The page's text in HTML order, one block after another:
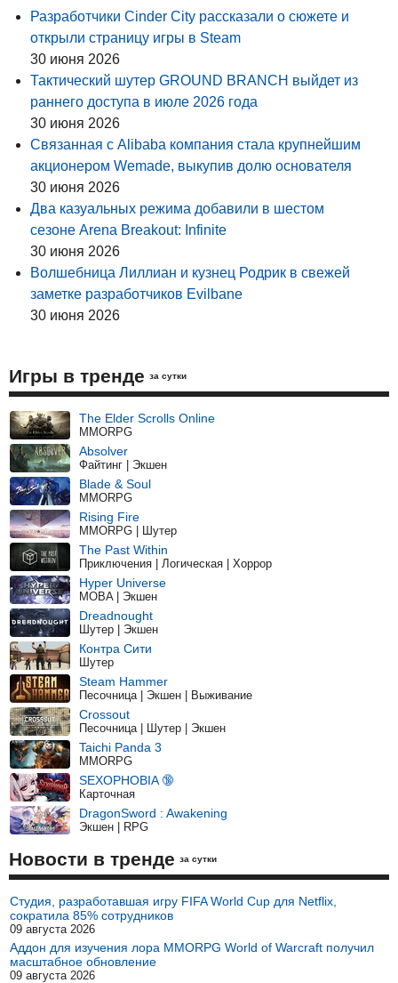
Разработчики Cinder City рассказали о сюжете и
открыли страницу игры в Steam
30 июня 2026
Тактический шутер GROUND BRANCH выйдет из
раннего доступа в июле 2026 года
30 июня 2026
Связанная с Alibaba компания стала крупнейшим
акционером Wemade, выкупив долю основателя
30 июня 2026
Два казуальных режима добавили в шестом
сезоне Arena Breakout: Infinite
30 июня 2026
Волшебница Лиллиан и кузнец Родрик в свежей
заметке разработчиков Evilbane
30 июня 2026
Игры в тренде за сутки
The Elder Scrolls Online
MMORPG
Absolver
Файтинг | Экшен
Blade & Soul
MMORPG
Rising Fire
MMORPG | Шутер
The Past Within
Приключения | Логическая | Хоррор
Hyper Universe
MOBA | Экшен
Dreadnought
Шутер | Экшен
Контра Сити
Шутер
Steam Hammer
Песочница | Экшен | Выживание
Crossout
Песочница | Шутер | Экшен
Taichi Panda 3
MMORPG
SEXOPHOBIA 🔞
Карточная
DragonSword : Awakening
Экшен | RPG
Новости в тренде за сутки
Студия, разработавшая игру FIFA World Cup для Netflix,
сократила 85% сотрудников
09 августа 2026
Аддон для изучения лора MMORPG World of Warcraft получил
масштабное обновление
09 августа 2026